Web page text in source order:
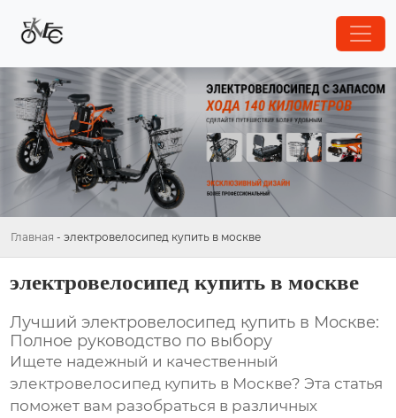
Главная - электровелосипед купить в москве
электровелосипед купить в москве
Лучший электровелосипед купить в Москве:
Полное руководство по выбору
Ищете надежный и качественный
электровелосипед купить в Москве? Эта статья
поможет вам разобраться в различных